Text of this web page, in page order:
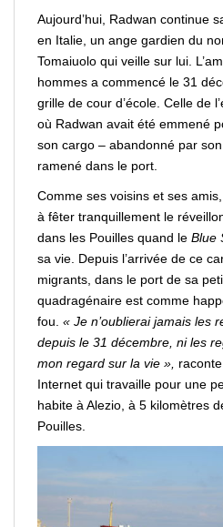
Aujourd’hui, Radwan continue
en Italie, un ange gardien du
Tomaiuolo qui veille sur lui.
hommes a commencé le 31
grille de cour d’école. Celle de
où Radwan avait été emmené
son cargo – abandonné par
ramené dans le port.
Comme ses voisins et ses
à fêter tranquillement le
dans les Pouilles quand le Blue
sa vie. Depuis l’arrivée de ce
migrants, dans le port de sa
quadragénaire est comme
fou. « Je n’oublierai jamais les
depuis le 31 décembre, ni les
mon regard sur la vie »,
Internet qui travaille pour une
habite à Alezio, à 5 kilomètres
Pouilles.